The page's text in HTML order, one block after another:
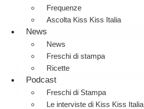
Frequenze
Ascolta Kiss Kiss Italia
News
News
Freschi di stampa
Ricette
Podcast
Freschi di Stampa
Le interviste di Kiss Kiss Italia